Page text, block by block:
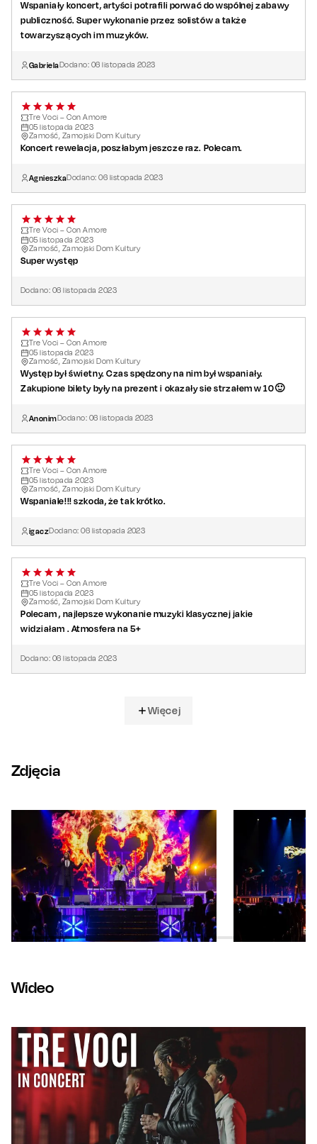
Wspaniały koncert, artyści potrafili porwać do wspólnej zabawy
publiczność. Super wykonanie przez solistów a także
towarzyszących im muzyków.
GabrielaDodano: 06 listopada 2023
Tre Voci – Con Amore
05 listopada 2023
Zamość, Zamojski Dom Kultury
Koncert rewelacja, poszłabym jeszcze raz. Polecam.
AgnieszkaDodano:06 listopada 2023
Tre Voci – Con Amore
05 listopada 2023
Zamość, Zamojski Dom Kultury
Super występ
Dodano: 06 listopada 2023
Tre Voci – Con Amore
05 listopada 2023
Zamość, Zamojski Dom Kultury
Występ był świetny. Czas spędzony na nim był wspaniały.
Zakupione bilety były na prezent i okazały sie strzałem w 10🙂
AnonimDodano: 06 listopada 2023
Tre Voci – Con Amore
05 listopada 2023
Zamość, Zamojski Dom Kultury
Wspaniale!!! szkoda, że tak krótko.
igaczDodano:06 listopada 2023
Tre Voci – Con Amore
05 listopada 2023
Zamość, Zamojski Dom Kultury
Polecam , najlepsze wykonanie muzyki klasycznej jakie
widziałam . Atmosfera na 5+
Dodano: 06 listopada 2023
Więcej
Zdjęcia
Wideo